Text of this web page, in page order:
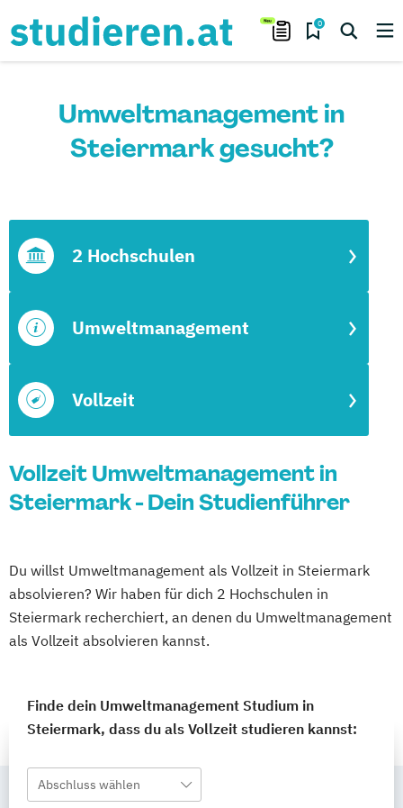
0
Umweltmanagement in
Steiermark gesucht?
Vollzeit
Umweltmanagement
2 Hochschulen
Vollzeit Umweltmanagement in
Steiermark - Dein Studienführer
Du willst Umweltmanagement als Vollzeit in Steiermark
absolvieren? Wir haben für dich 2 Hochschulen in
Steiermark recherchiert, an denen du Umweltmanagement
als Vollzeit absolvieren kannst.
Finde dein Umweltmanagement Studium in
Steiermark, dass du als Vollzeit studieren kannst:
Abschluss wählen